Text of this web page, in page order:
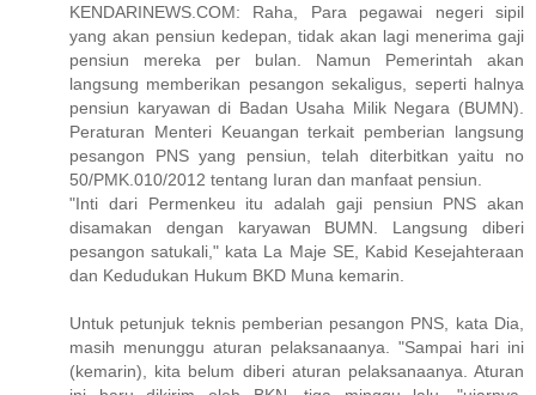
KENDARINEWS.COM: Raha, Para pegawai negeri sipil
yang akan pensiun kedepan, tidak akan lagi menerima gaji
pensiun mereka per bulan. Namun Pemerintah akan
langsung memberikan pesangon sekaligus, seperti halnya
pensiun karyawan di Badan Usaha Milik Negara (BUMN).
Peraturan Menteri Keuangan terkait pemberian langsung
pesangon PNS yang pensiun, telah diterbitkan yaitu no
50/PMK.010/2012 tentang Iuran dan manfaat pensiun.
"Inti dari Permenkeu itu adalah gaji pensiun PNS akan
disamakan dengan karyawan BUMN. Langsung diberi
pesangon satukali," kata La Maje SE, Kabid Kesejahteraan
dan Kedudukan Hukum BKD Muna kemarin.
Untuk petunjuk teknis pemberian pesangon PNS, kata Dia,
masih menunggu aturan pelaksanaanya. "Sampai hari ini
(kemarin), kita belum diberi aturan pelaksanaanya. Aturan